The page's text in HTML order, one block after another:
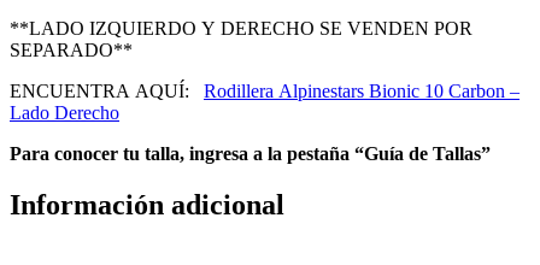
**LADO IZQUIERDO Y DERECHO SE VENDEN POR
SEPARADO**
ENCUENTRA AQUÍ: Rodillera Alpinestars Bionic 10 Carbon –
Lado Derecho
Para conocer tu talla, ingresa a la pestaña “Guía de Tallas”
Información adicional